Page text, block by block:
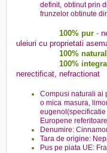
definit, obtinut prin
frunzelor obtinute
100% pur -
uleiuri cu proprietati
100% natural
100% integral
nerectificat, nefractionat
Compusi naturali ai
o mica masura,
Europene
Denumire:
Tara de origine:
Pus pe piata UE: